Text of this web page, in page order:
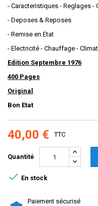
- Caracteristiques - Reglages -
- Deposes & Reposes
- Remise en Etat
- Electricité - Chauffage -
Edition Septembre 1976
400 Pages
Original
Bon Etat
40,00 € TTC
Quantité
 En stock
Paiement sécurisé